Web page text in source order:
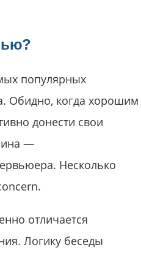
популярных
Обидно, когда хорошим
донести свои
—
Несколько
отличается
Логику беседы